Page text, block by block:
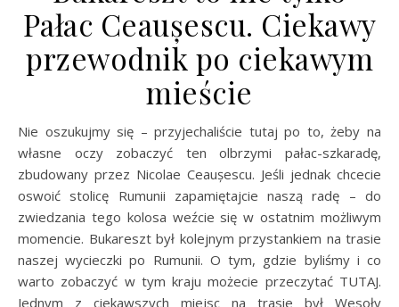
Pałac Ceaușescu. Ciekawy
przewodnik po ciekawym
mieście
Nie oszukujmy się – przyjechaliście tutaj po to, żeby na
własne oczy zobaczyć ten olbrzymi pałac-szkaradę,
zbudowany przez Nicolae Ceaușescu. Jeśli jednak chcecie
oswoić stolicę Rumunii zapamiętajcie naszą radę – do
zwiedzania tego kolosa weźcie się w ostatnim możliwym
momencie. Bukareszt był kolejnym przystankiem na trasie
naszej wycieczki po Rumunii. O tym, gdzie byliśmy i co
warto zobaczyć w tym kraju możecie przeczytać TUTAJ.
Jednym z ciekawszych miejsc na trasie był Wesoły